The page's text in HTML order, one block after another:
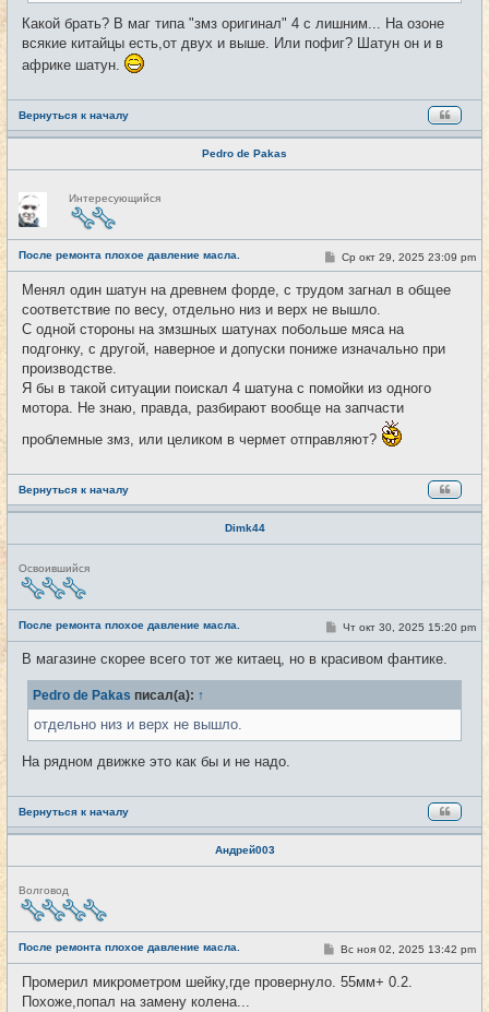
Какой брать? В маг типа "змз оригинал" 4 с лишним... На озоне
всякие китайцы есть,от двух и выше. Или пофиг? Шатун он и в
африке шатун.
Вернуться к началу
Pedro de Pakas
е
в
с
е
т
и
Интересующийся
После ремонта плохое давление масла. #24
С
о
б
щ
н
и
Ср окт 29, 2025 23:09 pm
Менял один шатун на древнем форде, с трудом загнал в общее
соответствие по весу, отдельно низ и верх не вышло.
С одной стороны на змзшных шатунах побольше мяса на
подгонку, с другой, наверное и допуски пониже изначально при
производстве.
Я бы в такой ситуации поискал 4 шатуна с помойки из одного
мотора. Не знаю, правда, разбирают вообще на запчасти
проблемные змз, или целиком в чермет отправляют?
Вернуться к началу
Dimk44
Н
е
в
т
и
Освоившийся
После ремонта плохое давление масла. #25
С
о
б
щ
Чт окт 30, 2025 15:20 pm
В магазине скорее всего тот же китаец, но в красивом фантике.
Pedro de Pakas писал(а): ↑
отдельно низ и верх не вышло.
На рядном движке это как бы и не надо.
Вернуться к началу
Андрей003
Н
е
т
и
Волговод
После ремонта плохое давление масла. #26
С
о
о
б
Вс ноя 02, 2025 13:42 pm
Промерил микрометром шейку,где провернуло. 55мм+ 0.2.
Похоже,попал на замену колена...